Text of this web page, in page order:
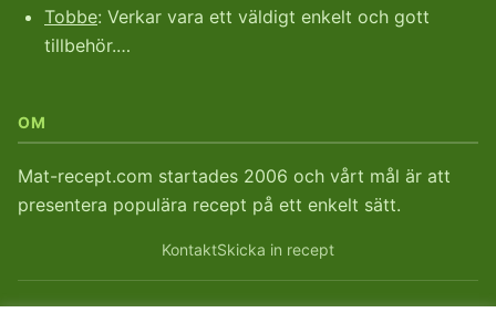
Tobbe: Verkar vara ett väldigt enkelt och gott
tillbehör.…
OM
Mat-recept.com startades 2006 och vårt mål är att
presentera populära recept på ett enkelt sätt.
KontaktSkicka in recept